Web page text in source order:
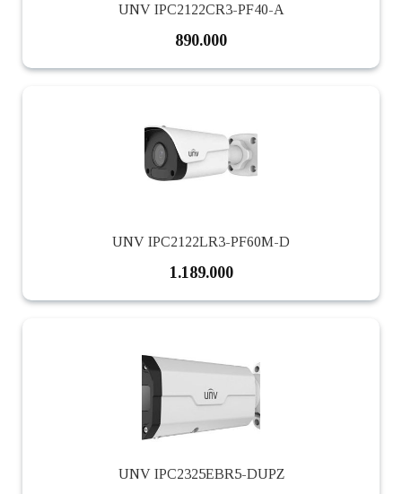
UNV IPC2122CR3-PF40-A
890.000
UNV IPC2122LR3-PF60M-D
1.189.000
UNV IPC2325EBR5-DUPZ